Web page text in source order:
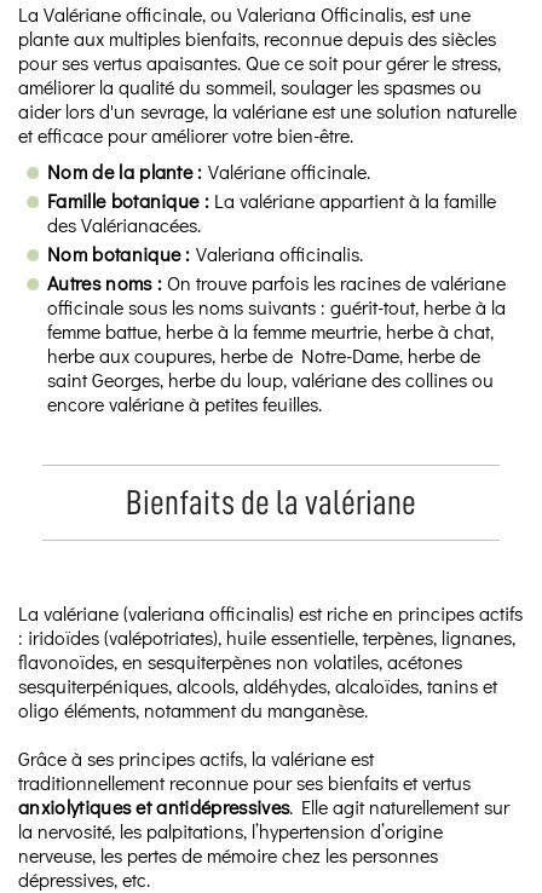
La Valériane officinale, ou Valeriana Officinalis, est une
plante aux multiples bienfaits, reconnue depuis des siècles
pour ses vertus apaisantes. Que ce soit pour gérer le stress,
améliorer la qualité du sommeil, soulager les spasmes ou
aider lors d'un sevrage, la valériane est une solution naturelle
et efficace pour améliorer votre bien-être.
Nom de la plante :Valériane officinale.
Famille botanique : La valériane appartient à la famille
des Valérianacées.
Nom botanique : Valeriana officinalis.
Autres noms :On trouve parfois les racines de valériane
officinale sous les noms suivants : guérit-tout, herbe à la
femme battue, herbe à la femme meurtrie, herbe à chat,
herbe aux coupures, herbe de Notre-Dame, herbe de
saint Georges, herbe du loup, valériane des collines ou
encore valériane à petites feuilles.
Bienfaits de la valériane
La valériane (valeriana officinalis) est riche en principes actifs
: iridoïdes (valépotriates), huile essentielle, terpènes, lignanes,
flavonoïdes, en sesquiterpènes non volatiles, acétones
sesquiterpéniques, alcools, aldéhydes, alcaloïdes, tanins et
oligo éléments, notamment du manganèse.
Grâce à ses principes actifs, la valériane est
traditionnellement reconnue pour ses bienfaits et vertus
anxiolytiques et antidépressives. Elle agit naturellement sur
la nervosité, les palpitations, l’hypertension d’origine
nerveuse, les pertes de mémoire chez les personnes
dépressives, etc.